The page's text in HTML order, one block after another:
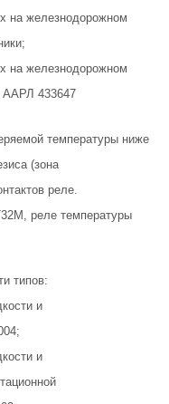
на железнодорожном
на железнодорожном
температуры ниже
(зона
реле.
реле температуры
типов:
и
и